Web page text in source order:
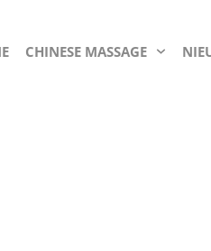
CHINESE MASSAGE